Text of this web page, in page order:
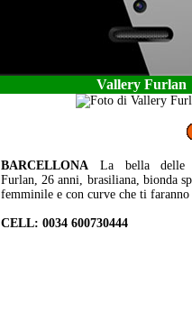
Vallery Furlan
BARCELLONA La bella delle
Furlan, 26 anni, brasiliana, bionda
femminile e con curve che ti
CELL: 0034 600730444